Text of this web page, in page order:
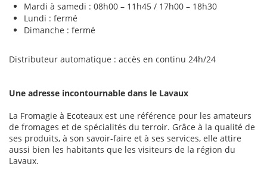
Mardi à samedi : 08h00 – 11h45 / 17h00 – 18h30
Lundi : fermé
Dimanche : fermé
Distributeur automatique : accès en continu 24h/24
Une adresse incontournable dans le Lavaux
La Fromagie à Ecoteaux est une référence pour les amateurs
de fromages et de spécialités du terroir. Grâce à la qualité de
ses produits, à son savoir-faire et à ses services, elle attire
aussi bien les habitants que les visiteurs de la région du
Lavaux.